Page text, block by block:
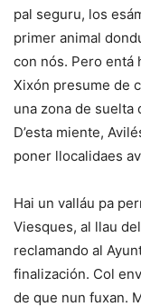
pal seguru, los
primer animal
con nós. Pero entá
Xixón presume de
una zona de
D’esta miente,
poner llocalidaes
Hai un valláu pa
Viesques, al llau
reclamando al
finalización. Col
de que nun fuxan.